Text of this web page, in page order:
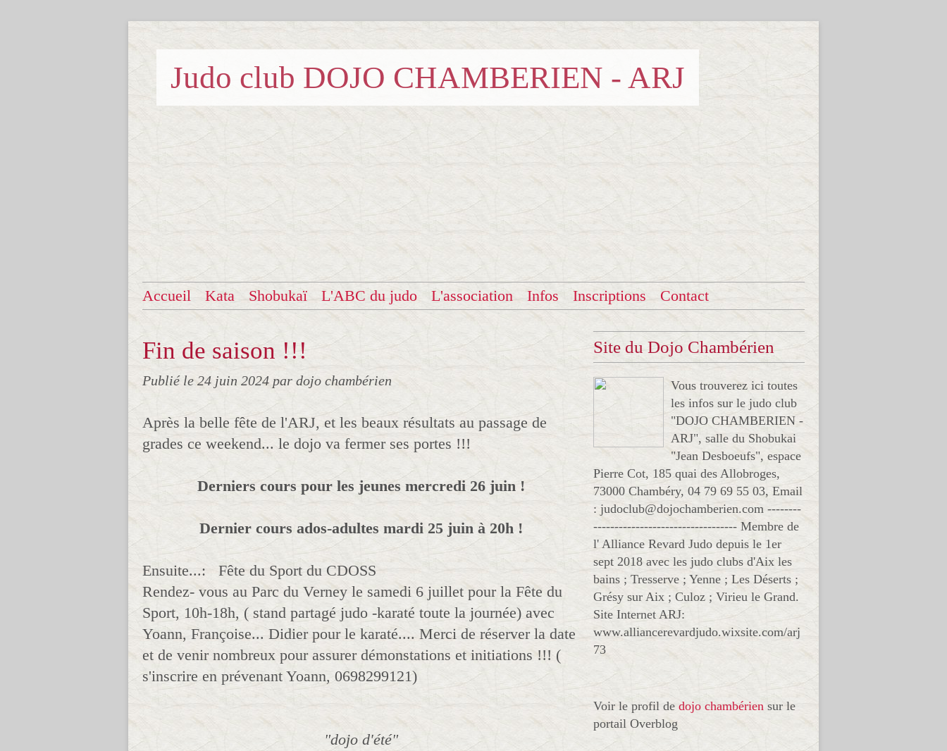
Judo club DOJO CHAMBERIEN - ARJ
Accueil Kata Shobukaï L'ABC du judo L'association Infos Inscriptions Contact
Fin de saison !!!
Publié le 24 juin 2024 par dojo chambérien
Après la belle fête de l'ARJ, et les beaux résultats au passage de
grades ce weekend... le dojo va fermer ses portes !!!
Derniers cours pour les jeunes mercredi 26 juin !
Dernier cours ados-adultes mardi 25 juin à 20h !
Ensuite...: Fête du Sport du CDOSS
Rendez- vous au Parc du Verney le samedi 6 juillet pour la Fête du
Sport, 10h-18h, ( stand partagé judo -karaté toute la journée) avec
Yoann, Françoise... Didier pour le karaté.... Merci de réserver la date
et de venir nombreux pour assurer démonstations et initiations !!! (
s'inscrire en prévenant Yoann, 0698299121)
"dojo d'été"
Site du Dojo Chambérien
Vous trouverez ici toutes
les infos sur le judo club
"DOJO CHAMBERIEN -
ARJ", salle du Shobukai
"Jean Desboeufs", espace
Pierre Cot, 185 quai des Allobroges,
73000 Chambéry, 04 79 69 55 03, Email
: judoclub@dojochamberien.com --------
---------------------------------- Membre de
l' Alliance Revard Judo depuis le 1er
sept 2018 avec les judo clubs d'Aix les
bains ; Tresserve ; Yenne ; Les Déserts ;
Grésy sur Aix ; Culoz ; Virieu le Grand.
Site Internet ARJ:
www.alliancerevardjudo.wixsite.com/arj
73
Voir le profil de dojo chambérien sur le
portail Overblog